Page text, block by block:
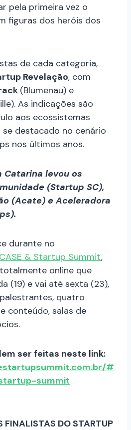
pela primeira vez o
figuras dos heróis dos
de cada categoria,
Revelação, com
(Blumenau) e
As indicações são
aos ecossistemas
destacado no cenário
nos últimos anos.
Catarina levou os
(Startup SC),
(Acate) e Aceleradora
durante no
CASE & Startup Summit,
online que
(19) e vai até sexta (23),
quatro
conteúdo, salas de
ser feitas neste link:
#
summit
FINALISTAS DO STARTUP